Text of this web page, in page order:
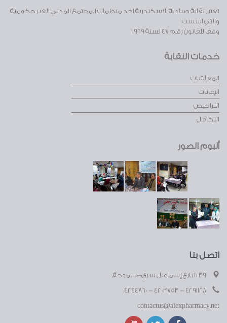
تعتبر نقابة صيادلة الاسكندرية احد منظمات المجتمع المدني الغير حكومية
والتي اسست
وفقا للقانون رقم 47 لسنة 1969
خدمات النقابة
المعاشات
الإعانات
التراخيص
التكافل
ألبوم الصور
اتصل بنا
contactus@alexpharmacy.net